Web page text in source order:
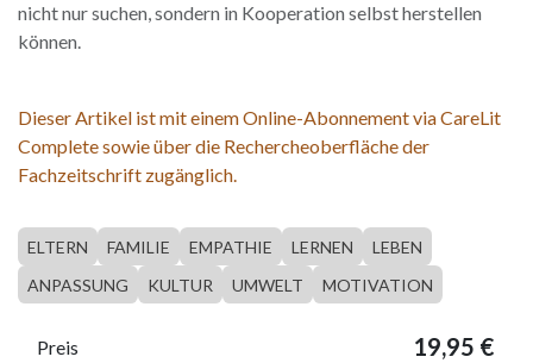
nicht nur suchen, sondern in Kooperation selbst herstellen
können.
Dieser Artikel ist mit einem Online-Abonnement via CareLit
Complete sowie über die Rechercheoberfläche der
Fachzeitschrift zugänglich.
ELTERN FAMILIE EMPATHIE LERNEN
LEBEN
ANPASSUNG
KULTUR UMWELT MOTIVATION
Preis 19,95 €